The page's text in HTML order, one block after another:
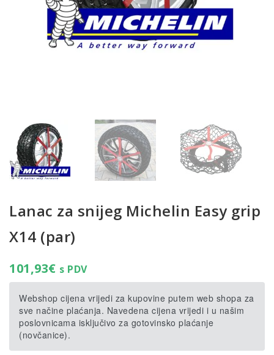
Lanac za snijeg Michelin Easy grip
X14 (par)
101,93€ s PDV
Webshop cijena vrijedi za kupovine putem web shopa za
sve načine plaćanja. Navedena cijena vrijedi i u našim
poslovnicama isključivo za gotovinsko plaćanje
(novčanice).